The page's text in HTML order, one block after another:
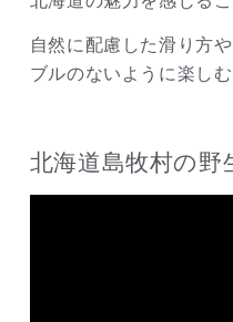
自然に配慮した滑り方
ブルのないように楽し
北海道島牧村の野